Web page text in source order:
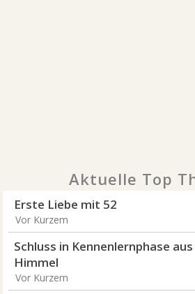
Aktuelle Top
Erste Liebe mit 52
Vor Kurzem
Schluss in Kennenlernphase
Himmel
Vor Kurzem